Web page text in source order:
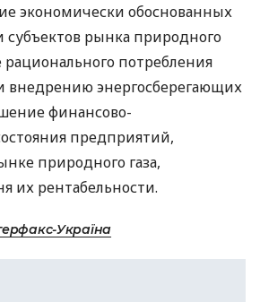
экономически обоснованных
субъектов рынка природного
рационального потребления
внедрению энергосберегающих
финансово-
предприятий,
природного газа,
их рентабельности.
Україна